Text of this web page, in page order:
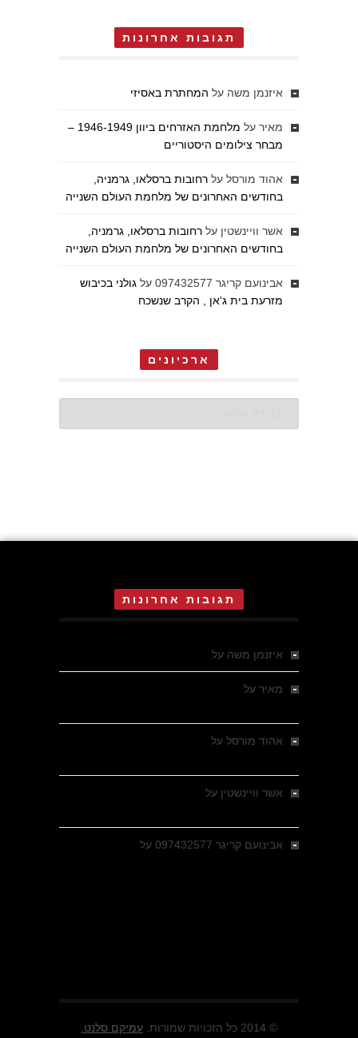
תגובות אחרונות
איזנמן משה על המחתרת באסיזי
מאיר על
מלחמת האזרחים ביוון 1946-1949 –
מבחר צילומים היסטוריים
אהוד מורסל על רחובות ברסלאו, גרמניה,
בחודשים האחרונים של מלחמת העולם השנייה
אשר וויינשטין על רחובות ברסלאו, גרמניה,
בחודשים האחרונים של מלחמת העולם השנייה
אבינועם קריגר 097432577 על גולני בכיבוש
מזרעת בית ג'אן , הקרב שנשכח
ארכיונים
תגובות אחרונות
איזנמן משה על
מאיר על
אהוד מורסל על
אשר וויינשטין על
אבינועם קריגר 097432577 על
© 2014 כל הזכויות שמורות. עמיקם סלנט.